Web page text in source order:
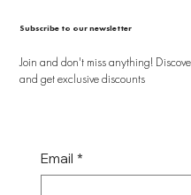
Subscribe to our newsletter
Join and don't miss anything!
and get exclusive discounts
Email *